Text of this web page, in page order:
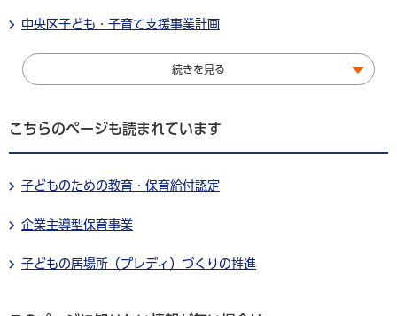
中央区子ども・子育て支援事業計画
続きを見る
こちらのページも読まれています
子どものための教育・保育給付認定
企業主導型保育事業
子どもの居場所（プレディ）づくりの推進